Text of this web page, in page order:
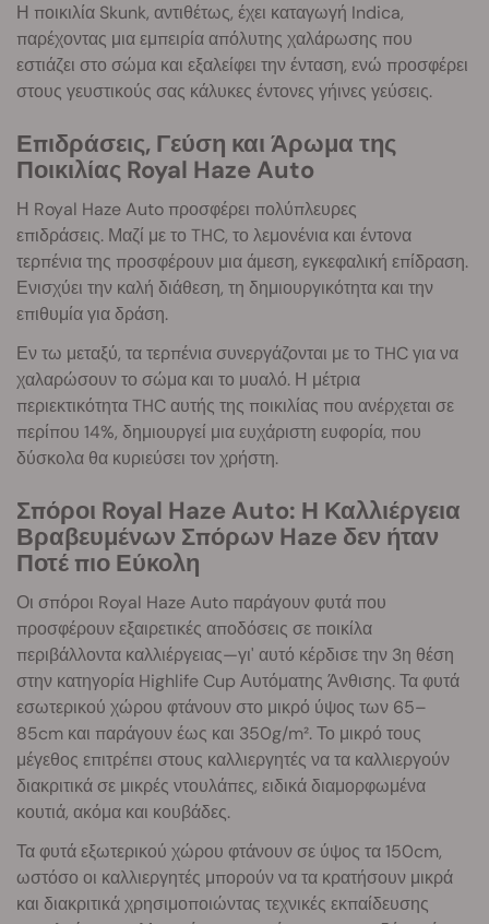
Η ποικιλία Skunk, αντιθέτως, έχει καταγωγή Indica,
παρέχοντας μια εμπειρία απόλυτης χαλάρωσης που
εστιάζει στο σώμα και εξαλείφει την ένταση, ενώ προσφέρει
στους γευστικούς σας κάλυκες έντονες γήινες γεύσεις.
Επιδράσεις, Γεύση και Άρωμα της
Ποικιλίας Royal Haze Auto
Η Royal Haze Auto προσφέρει πολύπλευρες
επιδράσεις. Μαζί με το THC, το λεμονένια και έντονα
τερπένια της προσφέρουν μια άμεση, εγκεφαλική επίδραση.
Ενισχύει την καλή διάθεση, τη δημιουργικότητα και την
επιθυμία για δράση.
Εν τω μεταξύ, τα τερπένια συνεργάζονται με το THC για να
χαλαρώσουν το σώμα και το μυαλό. Η μέτρια
περιεκτικότητα THC αυτής της ποικιλίας που ανέρχεται σε
περίπου 14%, δημιουργεί μια ευχάριστη ευφορία, που
δύσκολα θα κυριεύσει τον χρήστη.
Σπόροι Royal Haze Auto: Η Καλλιέργεια
Βραβευμένων Σπόρων Haze δεν ήταν
Ποτέ πιο Εύκολη
Οι σπόροι Royal Haze Auto παράγουν φυτά που
προσφέρουν εξαιρετικές αποδόσεις σε ποικίλα
περιβάλλοντα καλλιέργειας—γι' αυτό κέρδισε την 3η θέση
στην κατηγορία Highlife Cup Αυτόματης Άνθισης. Τα φυτά
εσωτερικού χώρου φτάνουν στο μικρό ύψος των 65–
85cm και παράγουν έως και 350g/m². Το μικρό τους
μέγεθος επιτρέπει στους καλλιεργητές να τα καλλιεργούν
διακριτικά σε μικρές ντουλάπες, ειδικά διαμορφωμένα
κουτιά, ακόμα και κουβάδες.
Τα φυτά εξωτερικού χώρου φτάνουν σε ύψος τα 150cm,
ωστόσο οι καλλιεργητές μπορούν να τα κρατήσουν μικρά
και διακριτικά χρησιμοποιώντας τεχνικές εκπαίδευσης